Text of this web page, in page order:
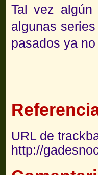
Tal vez
algunas
pasados ya
URL de
http://